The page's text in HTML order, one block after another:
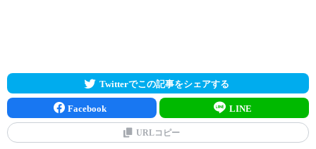
Twitterでこの記事をシェアする
Facebook LINE
URLコピー